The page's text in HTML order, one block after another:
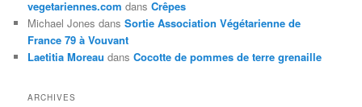
vegetariennes.com dansCrêpes
Michael Jones dansSortie Association Végétarienne de
France 79 à Vouvant
Laetitia Moreau dansCocotte de pommes de terre grenaille
ARCHIVES